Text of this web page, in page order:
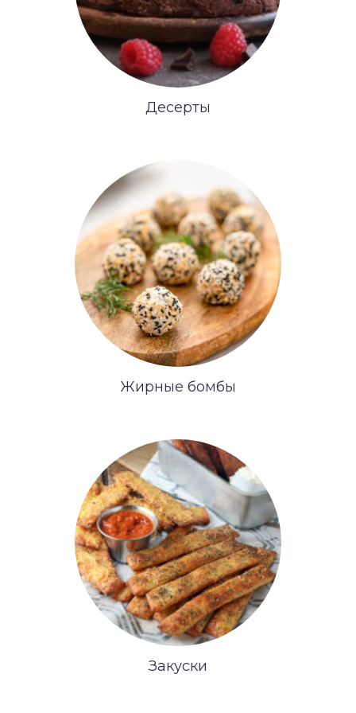
Десерты
Жирные бомбы
Закуски